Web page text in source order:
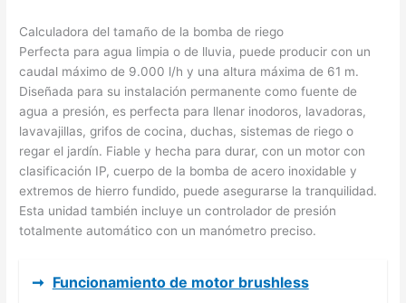
Calculadora del tamaño de la bomba de riego
Perfecta para agua limpia o de lluvia, puede producir con un
caudal máximo de 9.000 l/h y una altura máxima de 61 m.
Diseñada para su instalación permanente como fuente de
agua a presión, es perfecta para llenar inodoros, lavadoras,
lavavajillas, grifos de cocina, duchas, sistemas de riego o
regar el jardín. Fiable y hecha para durar, con un motor con
clasificación IP, cuerpo de la bomba de acero inoxidable y
extremos de hierro fundido, puede asegurarse la tranquilidad.
Esta unidad también incluye un controlador de presión
totalmente automático con un manómetro preciso.
➞ Funcionamiento de motor brushless